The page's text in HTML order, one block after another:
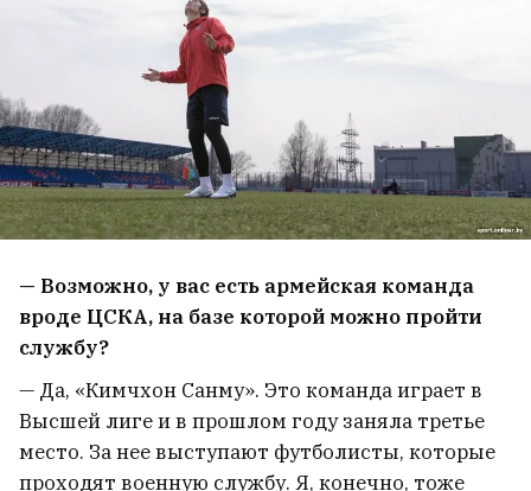
— Возможно, у вас есть армейская команда
вроде ЦСКА, на базе которой можно пройти
службу?
— Да, «Кимчхон Санму». Это команда играет в
Высшей лиге и в прошлом году заняла третье
место. За нее выступают футболисты, которые
проходят военную службу. Я, конечно, тоже